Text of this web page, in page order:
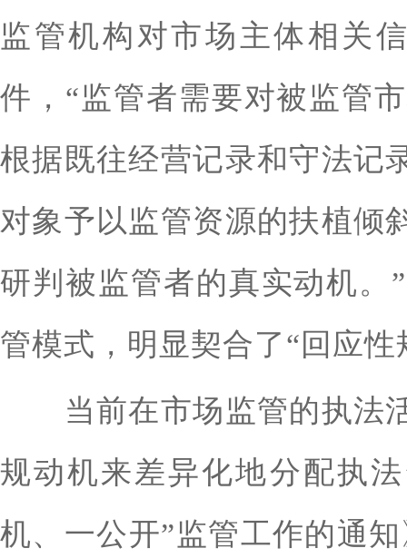
监管机构对市场主体相关
件，“监管者需要对被监管
根据既往经营记录和守法记
对象予以监管资源的扶植倾
研判被监管者的真实动机。
管模式，明显契合了“回应
当前在市场监管的执法活
规动机来差异化地分配执
机、一公开”监管工作的通